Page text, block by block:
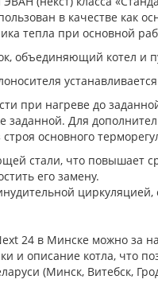
в качестве как
тепла при основной
объединяющий котел и
при нагреве до
заданной. Для
основного
стали, что повышает
его замену.
24 в Минске можно за
и описание котла, что
(Минск, Витебск,